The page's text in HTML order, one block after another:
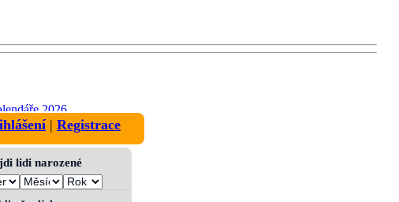
| Registrace
lidi narozené
2026
jmen